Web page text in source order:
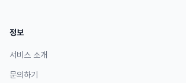
정보
서비스 소개
문의하기